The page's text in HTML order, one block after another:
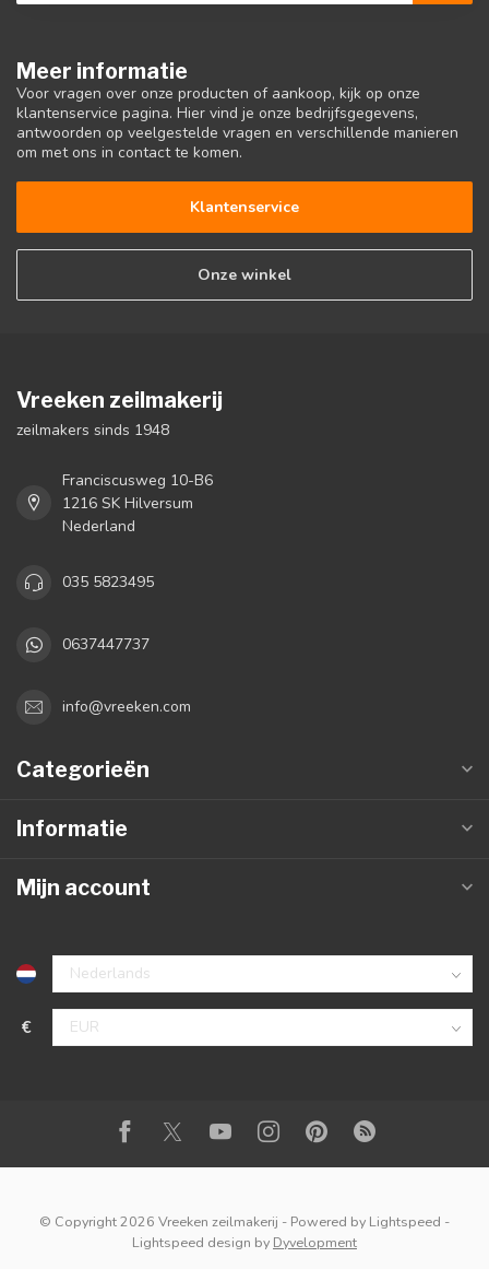
Meer informatie
Voor vragen over onze producten of aankoop, kijk op onze
klantenservice pagina. Hier vind je onze bedrijfsgegevens,
antwoorden op veelgestelde vragen en verschillende manieren
om met ons in contact te komen.
Klantenservice
Onze winkel
Vreeken zeilmakerij
zeilmakers sinds 1948
Franciscusweg 10-B6
1216 SK Hilversum
Nederland
035 5823495
0637447737
info@vreeken.com
Categorieën
Informatie
Mijn account
€
© Copyright 2026 Vreeken zeilmakerij - Powered by Lightspeed -
Lightspeed design by Dyvelopment